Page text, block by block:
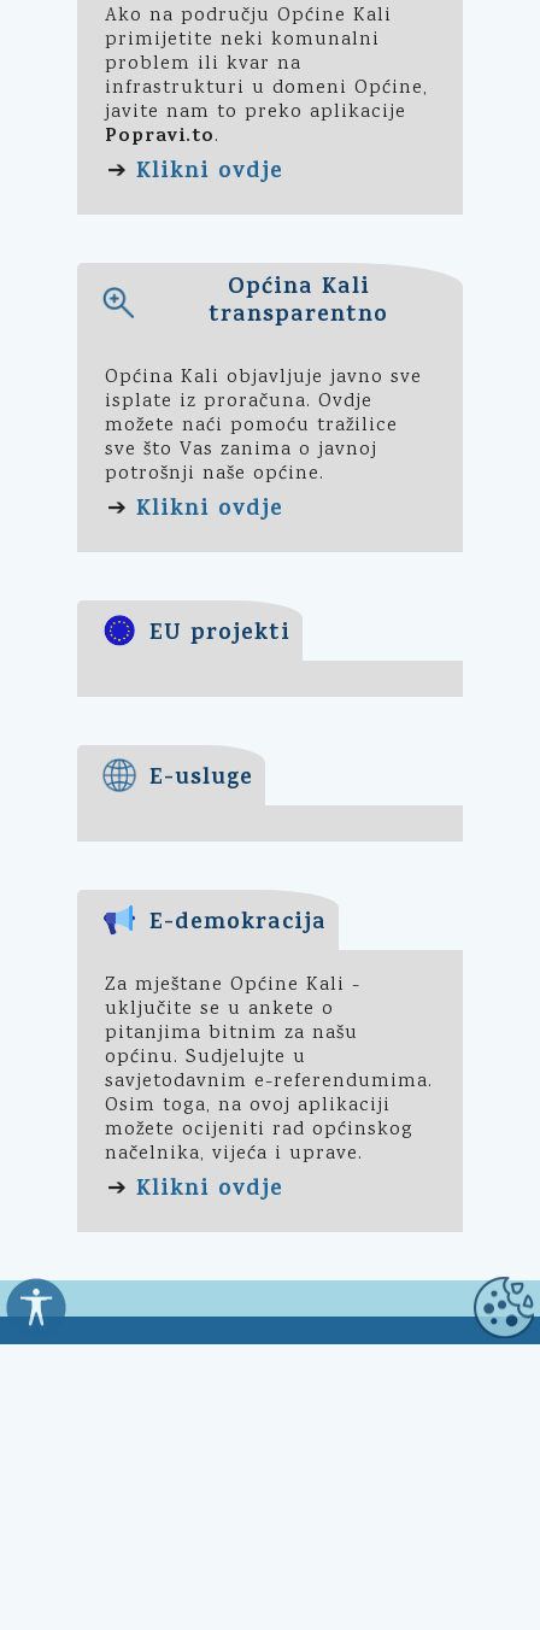
Ako na području Općine Kali
primijetite neki komunalni
problem ili kvar na
infrastrukturi u domeni Općine,
javite nam to preko aplikacije
Popravi.to.
➔ Klikni ovdje
Općina Kali
transparentno
Općina Kali objavljuje javno sve
isplate iz proračuna. Ovdje
možete naći pomoću tražilice
sve što Vas zanima o javnoj
potrošnji naše općine.
➔ Klikni ovdje
EU projekti
E-usluge
E-demokracija
Za mještane Općine Kali -
uključite se u ankete o
pitanjima bitnim za našu
općinu. Sudjelujte u
savjetodavnim e-referendumima.
Osim toga, na ovoj aplikaciji
možete ocijeniti rad općinskog
načelnika, vijeća i uprave.
➔ Klikni ovdje